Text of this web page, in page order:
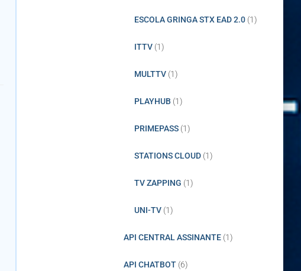
ESCOLA GRINGA STX EAD 2.0 (1)
ITTV (1)
MULTTV (1)
PLAYHUB (1)
PRIMEPASS (1)
STATIONS CLOUD (1)
TV ZAPPING (1)
UNI-TV (1)
API CENTRAL ASSINANTE (1)
API CHATBOT (6)